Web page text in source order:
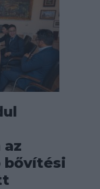
az
bővítési